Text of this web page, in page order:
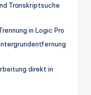
Transkriptsuche
in Logic Pro
direkt in